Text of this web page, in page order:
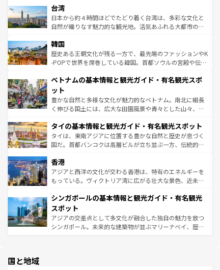
人々、おいしいローカルフードやハワイアンミュージッ
ク、伝統的なフラダンスなど、すべてがハワイの魅力を彩
っている。訪れるたびに新しい発見と感動が待っているハ
はコンテンツ一覧
リアリーフや大陸中央部にそびえるウルル（エアーズロッ
ク）、タスマニアの美しい原生林やケアンズの熱帯雨林な
ど、見どころがたくさん。また、カフェやワイン、オージ
いる。アクティビティも充実しており、サーフィンやダイ
ビング、ハイキングなど、アウトドア好きにはたまらな
い。オーストラリアの多彩な魅力を存分に味わいつくそ
参照してほしい。
台湾
日本から約４時間ほどでたどり着く台湾は、多彩な文化と
自然が織りなす魅力的な観光地。活気あふれる大都市の台
ン）、静ひつな山岳地帯である台湾東部など、都市の喧騒
と山間の静けさが共存しており、訪れる人に新しい発見と
驚きをもたらしてくれる。また、奥深い台湾の食文化も魅
容にもいいと評判のスイーツなど、バラエティ豊かな料理
照してほしい。
韓国
歴史ある王朝文化が残る一方で、最先端のファッションやK
-POPで世界を席巻している韓国。首都ソウルの宮殿や伝統
き、地方に足を延ばせば四季折々の自然美を楽しむことが
できる。そして、キムチや焼肉、絶品のストリートフード
まで、さまざまな韓国料理が待っている。夜には、韓国な
らではのナイトライフも堪能できる。あたたかいホスピタ
わってみてほしい。 なお、新着の韓国情報はコンテンツ一
覧 を参照してほしい。
ベトナムの基本情報と観光ガイド・有名観光スポ
ット
豊かな自然と多様な文化が魅力的なベトナム。南北に細長
く伸びる国土には、広大な田園風景や青々とした山々、世
急速な発展と共に伝統が息づく。ハノイの古い町並みやホ
ーチミン市のフランス統治時代の建物も、独特の雰囲気を
醸し出している。また、バラエティの豊かさとおいしさで
とつ。フォーやバインミー、ベトナムコーヒーなどは、ぜ
ひ現地で味わいたい。どの地域を訪れてもあたたかい人々
が旅行者を迎えてくれるので、きっと忘れられない旅にな
参照してほしい。
タイの基本情報と観光ガイド・有名観光スポット
タイは、東南アジアに位置する豊かな自然と歴史が息づく
国だ。首都バンコクは高層ビルが立ち並ぶ一方、伝統的な
の活気が交差している。北部ではチェンマイなどの山岳地
帯で自然と触れ合い、南部ではプーケットやクラビの美し
いビーチでリゾート気分を楽しむことができる。タイ料理
激する。気候は一年中温暖で、どの季節にも異なる楽しみ
が待っている。親しみやすいタイの人々、仏教を中心とし
た文化、そして多様な観光資源が、訪れる旅人を魅了し続
ける。 なお、新着のタイ情報はコンテンツ一覧を参照して
香港
アジアと西洋の文化が交わる香港は、特有のエネルギーを
もっている。ヴィクトリア湾に広がる壮大な景色、近未来
み、どこを訪れても感動するはず。観光スポットが密集し
ており、効率よく見どころを回れるのも魅力。息をのむよ
うな絶景から文化的な体験まで、香港を存分に楽しみ尽く
そう。 なお、新着の香港情報はコンテンツ一覧を参照して
シンガポールの基本情報と観光ガイド・有名観光
スポット
アジアの交差点として多文化が融合した独自の魅力を放つ
シンガポール。未来的な建築物が並ぶマリーナベイ、歴史
国と地域